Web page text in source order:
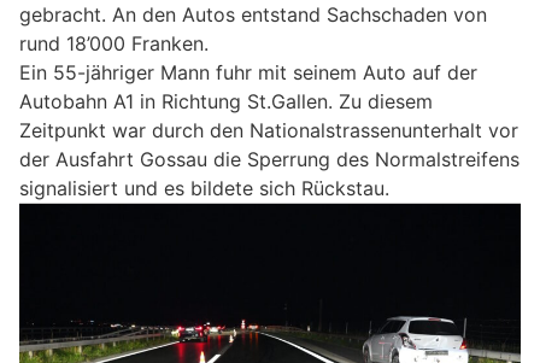
gebracht. An den Autos entstand Sachschaden von
rund 18’000 Franken.
Ein 55-jähriger Mann fuhr mit seinem Auto auf der
Autobahn A1 in Richtung St.Gallen. Zu diesem
Zeitpunkt war durch den Nationalstrassenunterhalt vor
der Ausfahrt Gossau die Sperrung des Normalstreifens
signalisiert und es bildete sich Rückstau.